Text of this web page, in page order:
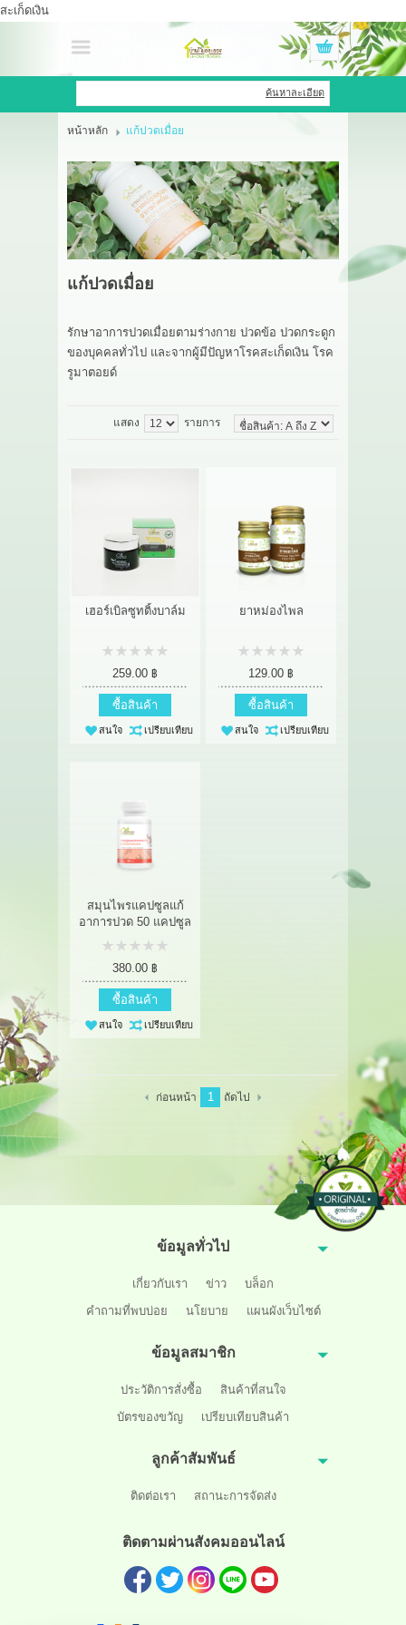
สะเก็ดเงิน
เข้าสู่ระบบ สมัครสมาชิก
สินค้าที่สนใจ( 0 )
หน้าหลัก
OEM HUB
GREEN HOUSE
ค้นหาละเอียด
หน้าหลัก แก้ปวดเมื่อย
แก้ปวดเมื่อย
รักษาอาการปวดเมื่อยตามร่างกาย ปวดข้อ ปวดกระดูก
ของบุคคลทั่วไป และจากผู้มีปัญหาโรคสะเก็ดเงิน โรค
รูมาตอยด์
แสดง รายการ
เฮอร์เบิลซูทติ้งบาล์ม
259.00 ฿
ซื้อสินค้า
สนใจ เปรียบเทียบ
ยาหม่องไพล
129.00 ฿
ซื้อสินค้า
สนใจ เปรียบเทียบ
สมุนไพรแคปซูลแก้
อาการปวด 50 แคปซูล
380.00 ฿
ซื้อสินค้า
สนใจ เปรียบเทียบ
ก่อนหน้า 1 ถัดไป
ข้อมูลทั่วไป
เกี่ยวกับเรา ข่าว
บล็อก
คำถามที่พบบ่อย
นโยบาย แผนผังเว็บไซต์
ข้อมูลสมาชิก
ประวัติการสั่งซื้อ
สินค้าที่สนใจ
บัตรของขวัญ
เปรียบเทียบสินค้า
ลูกค้าสัมพันธ์
ติดต่อเรา สถานะการจัดส่ง
ติดตามผ่านสังคมออนไลน์